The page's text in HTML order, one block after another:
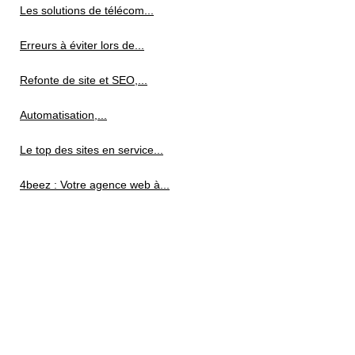
Les solutions de télécom...
Erreurs à éviter lors de...
Refonte de site et SEO,...
Automatisation,...
Le top des sites en service...
4beez : Votre agence web à...